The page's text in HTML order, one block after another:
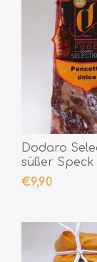
Dodaro
süßer Speck
€9,90